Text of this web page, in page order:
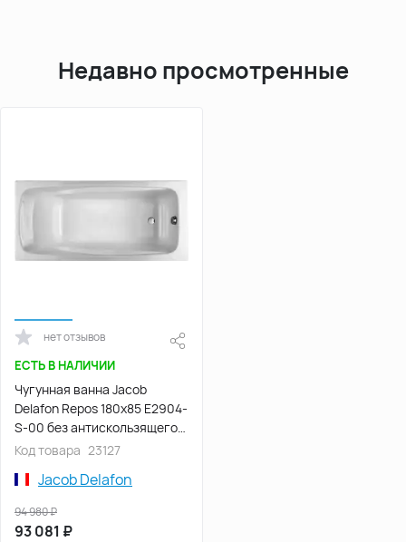
Недавно просмотренные
нет отзывов
ЕСТЬ В НАЛИЧИИ
Чугунная ванна Jacob
Delafon Repos 180х85 E2904-
S-00 без антискользящего
покрытия, Белая
Код товара 23127
Jacob Delafon
93 081 ₽
94 980₽